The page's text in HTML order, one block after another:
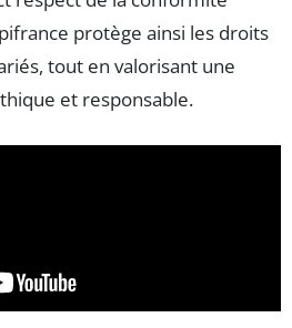
protège ainsi les droits
tout en valorisant une
et responsable.